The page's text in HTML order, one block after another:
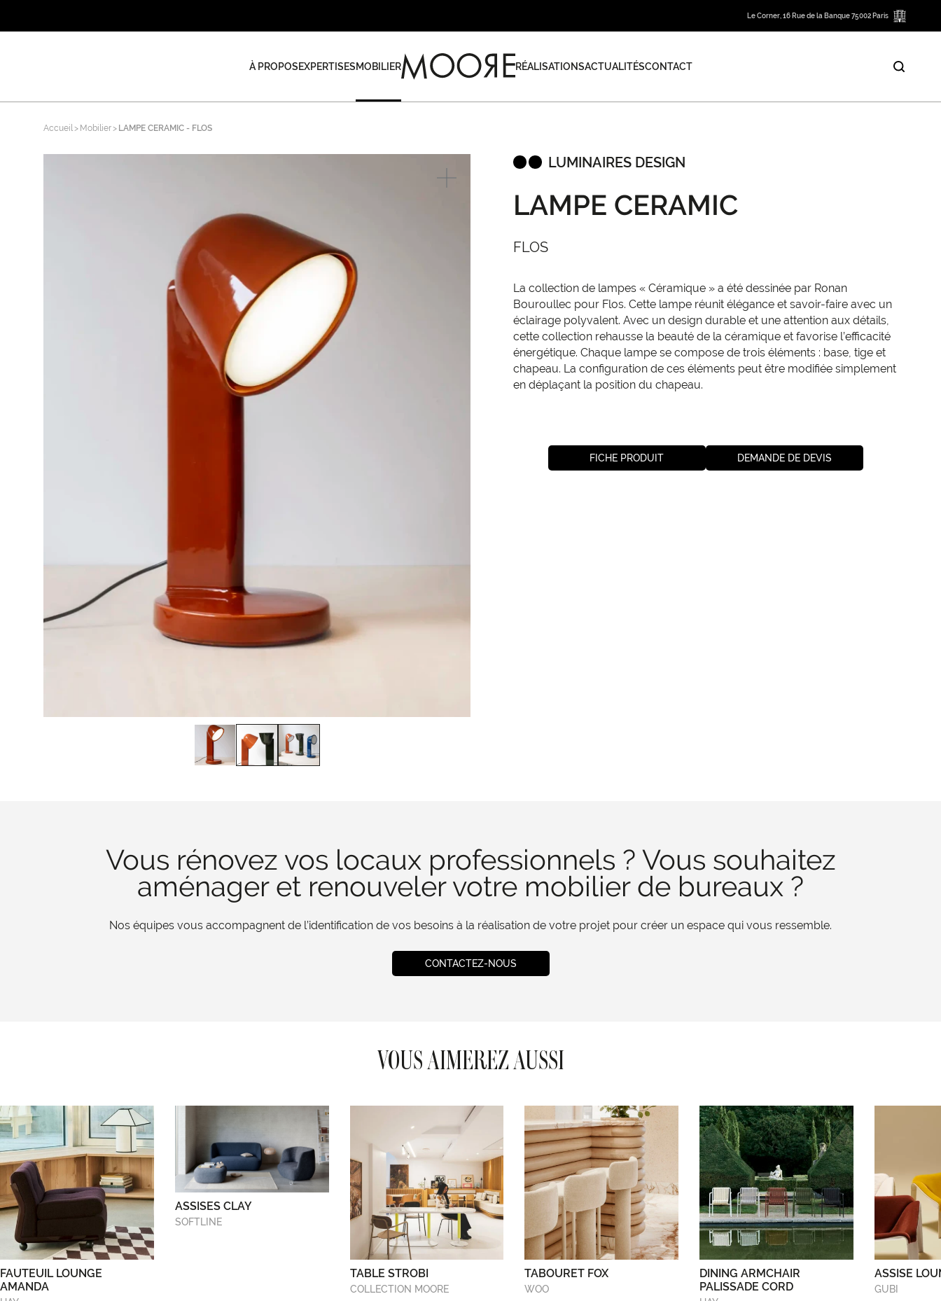
Le Corner, 16 Rue de la Banque 75002 Paris
À PROPOSEXPERTISESMOBILIER RÉALISATIONSACTUALITÉSCONTACT
Accueil Mobilier LAMPE CERAMIC - FLOS
LUMINAIRES DESIGN
LAMPE CERAMIC
FLOS
La collection de lampes « Céramique » a été dessinée par Ronan
Bouroullec pour Flos. Cette lampe réunit élégance et savoir-faire avec un
éclairage polyvalent. Avec un design durable et une attention aux détails,
cette collection rehausse la beauté de la céramique et favorise l’efficacité
énergétique. Chaque lampe se compose de trois éléments : base, tige et
chapeau. La configuration de ces éléments peut être modifiée simplement
en déplaçant la position du chapeau.
FICHE PRODUIT DEMANDE DE DEVIS
Vous rénovez vos locaux professionnels ? Vous souhaitez
aménager et renouveler votre mobilier de bureaux ?
Nos équipes vous accompagnent de l’identification de vos besoins à la réalisation de votre projet pour créer un espace qui vous ressemble.
CONTACTEZ-NOUS
VOUS AIMEREZ AUSSI
FAUTEUIL LOUNGE
AMANDA
ASSISES CLAY
SOFTLINE
TABLE STROBI
COLLECTION MOORE
TABOURET FOX
WOO
DINING ARMCHAIR
PALISSADE CORD
ASSISE
GUBI